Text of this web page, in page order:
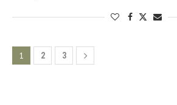
1 2 3